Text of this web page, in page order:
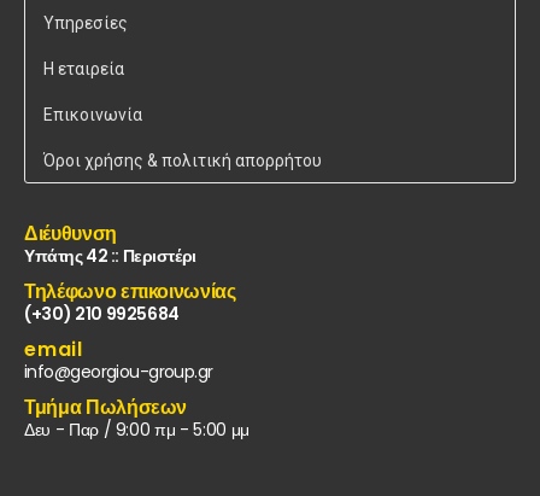
Υπηρεσίες
Η εταιρεία
Επικοινωνία
Όροι χρήσης & πολιτική απορρήτου
Διέυθυνση
Υπάτης 42 :: Περιστέρι
Τηλέφωνο επικοινωνίας
(+30) 210 9925684
email
info@georgiou-group.gr
Τμήμα Πωλήσεων
Δευ - Παρ / 9:00 πμ - 5:00 μμ